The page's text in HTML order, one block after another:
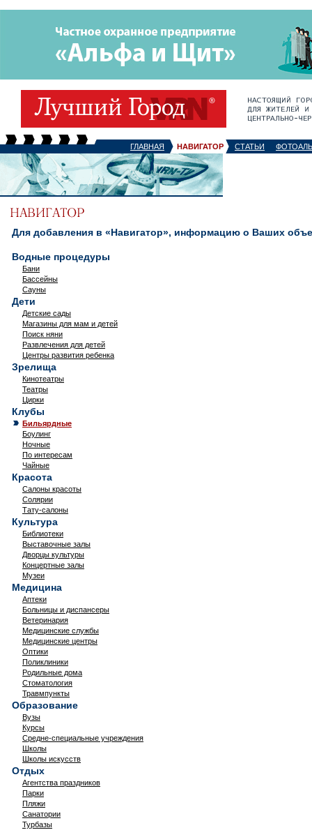
ГЛАВНАЯ НАВИГАТОР СТАТЬИ
Для добавления в «Навигатор», информацию о Ваших
Водные процедуры
Бани
Бассейны
Сауны
Дети
Детские сады
Магазины для мам и детей
Поиск няни
Развлечения для детей
Центры развития ребенка
Зрелища
Кинотеатры
Театры
Цирки
Клубы
Бильярдные
Боулинг
Ночные
По интересам
Чайные
Красота
Салоны красоты
Солярии
Тату-салоны
Культура
Библиотеки
Выставочные залы
Дворцы культуры
Концертные залы
Музеи
Медицина
Аптеки
Больницы и диспансеры
Ветеринария
Медицинские службы
Медицинские центры
Оптики
Поликлиники
Родильные дома
Стоматология
Травмпункты
Образование
Вузы
Курсы
Средне-специальные учреждения
Школы
Школы искусств
Отдых
Агентства праздников
Парки
Пляжи
Санатории
Турбазы